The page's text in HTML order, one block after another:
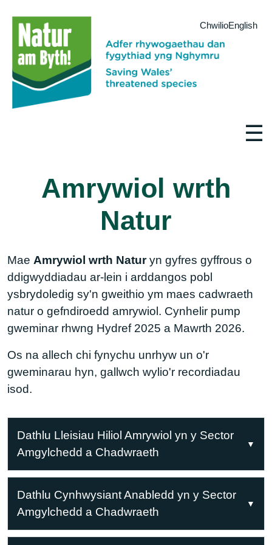
English
Chwilio
☰
Amrywiol wrth
Natur
Mae Amrywiol wrth Naturyn gyfres gyffrous o
ddigwyddiadau ar-lein i arddangos pobl
ysbrydoledig sy'n gweithio ym maes cadwraeth
natur o gefndiroedd amrywiol. Cynhelir pump
gweminar rhwng Hydref 2025 a Mawrth 2026.
Os na allech chi fynychu unrhyw un o'r
gweminarau hyn, gallwch wylio'r recordiadau
isod.
Dathlu Lleisiau Hiliol Amrywiol yn y Sector
Amgylchedd a Chadwraeth
Mae'r weminar hon yn dwyn ynghyd
siaradwyr ysbrydoledig i archwilio rôl
amrywiaeth hiliol wrth lunio'r sector
amgylcheddol a chadwraeth.
Dathlu Cynhwysiant Anabledd yn y Sector
Amgylchedd a Chadwraeth